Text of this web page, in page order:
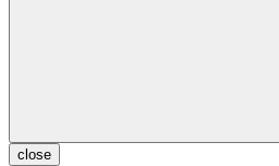
close